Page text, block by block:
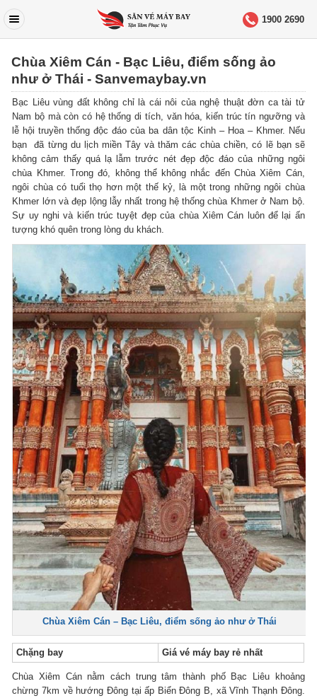
1900 2690
Chùa Xiêm Cán - Bạc Liêu, điểm sống ảo
như ở Thái - Sanvemaybay.vn
Bạc Liêu vùng đất không chỉ là cái nôi của nghệ thuật đờn ca tài tử
Nam bộ mà còn có hệ thống di tích, văn hóa, kiến trúc tín ngưỡng và
lễ hội truyền thống độc đáo của ba dân tộc Kinh – Hoa – Khmer. Nếu
bạn đã từng du lịch miền Tây và thăm các chùa chiền, có lẽ bạn sẽ
không cảm thấy quá lạ lẫm trước nét đẹp độc đáo của những ngôi
chùa Khmer. Trong đó, không thể không nhắc đến Chùa Xiêm Cán,
ngôi chùa có tuổi thọ hơn một thế kỷ, là một trong những ngôi chùa
Khmer lớn và đẹp lộng lẫy nhất trong hệ thống chùa Khmer ở Nam bộ.
Sự uy nghi và kiến trúc tuyệt đẹp của chùa Xiêm Cán luôn để lại ấn
tượng khó quên trong lòng du khách.
Chùa Xiêm Cán – Bạc Liêu, điểm sống ảo như ở Thái
Chặng bay Giá vé máy bay rẻ nhất
Chùa Xiêm Cán nằm cách trung tâm thành phố Bạc Liêu khoảng
chừng 7km về hướng Đông tại ấp Biển Đông B, xã Vĩnh Thạnh Đông.